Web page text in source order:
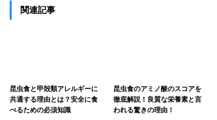
関連記事
昆虫食と甲殻類アレルギーに
共通する理由とは？安全に食
べるための必須知識
昆虫食のアミノ酸のスコアを
徹底解説！良質な栄養素と言
われる驚きの理由！